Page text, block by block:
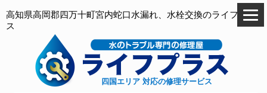
高知県高岡郡四万十町宮内蛇口水漏れ、水栓交換のライフプラ
ス
四国エリア 対応の修理サービス